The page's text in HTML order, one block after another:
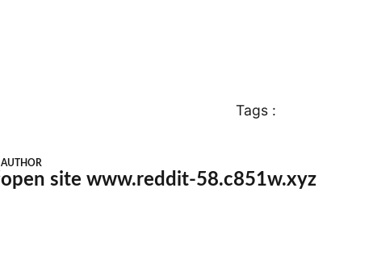
Tags :
AUTHOR
open site www.reddit-58.c851w.xyz